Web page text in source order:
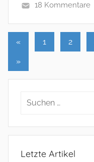
18 Kommentare
der
« Vorherige
1 2
Nächste
»
Letzte Artikel